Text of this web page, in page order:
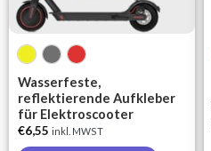
Wasserfeste,
reflektierende Aufkleber
für Elektroscooter
€6,55 inkl. MWST